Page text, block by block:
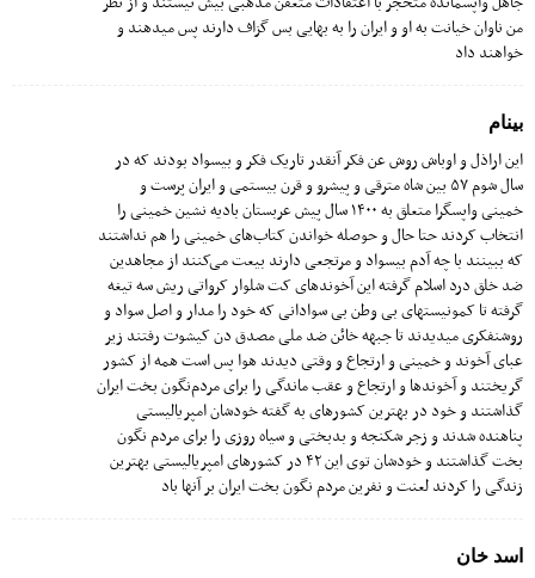
من ناوان خیانت به او و ایران را به بهایی بس گزاف دارند پس میدهند و
خواهند داد
بینام
این اراذل و اوباش روش عن فکر آنقدر تاریک فکر و بیسواد بودند که در
سال شوم‌ ۵۷ بین شاه مترقی و پیشرو و قرن بیستمی و ایران پرست و
خمینی واپسگرا متعلق به ۱۴۰۰ سال پیش عربستان بادیه نشین خمینی را
انتخاب کردند حتا حال و حوصله خواندن کتاب‌های خمینی را هم نداشتند
که ببینند با چه آدم بیسواد و مرتجعی دارند بیعت می‌کنند از مجاهدین
ضد خلق درد اسلام گرفته این آخوندهای کت شلوار کرواتی ریش سه تیغه
گرفته تا کمونیستهای بی وطن بی سوادانی که خود را مدار و اصل سواد و
روشنفکری میدیدند تا جبهه خائن ضد ملی مصدق دن کیشوت رفتند زیر
عبای آخوند و خمینی و ارتجاع و وقتی دیدند هوا پس است همه از کشور
گریختند و آخوندها و ارتجاع و عقب ماندگی را برای مردم‌نگون بخت ایران
گذاشتند و خود در بهترین کشورهای به گفته خودشان امپریالیستی
پناهنده شدند و زجر شکنجه و بدبختی و سیاه روزی را برای مردم نگون
بخت گذاشتند و خودشان توی این ۴۲ در کشورهای امپریالیستی بهترین
زندگی را کردند لعنت و نفرین مردم نگون بخت ایران بر آنها باد
اسد خان